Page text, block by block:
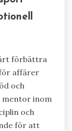
reglering,
av
emotionell
i
tränare